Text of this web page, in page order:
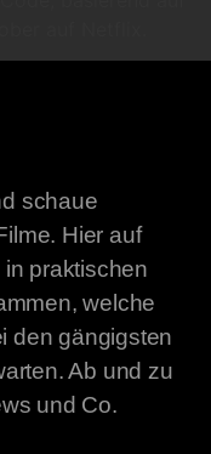
schaue
Hier auf
praktischen
welche
den gängigsten
Ab und zu
und Co.